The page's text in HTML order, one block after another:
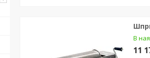
В
11